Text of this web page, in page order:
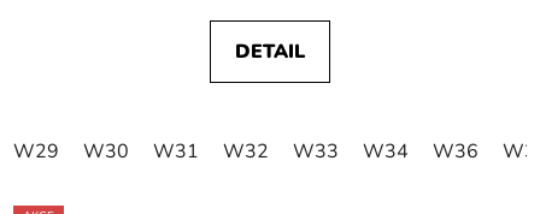
DETAIL
W29 W30 W31 W32 W33 W34 W36